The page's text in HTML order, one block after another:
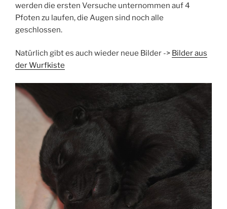
werden die ersten Versuche unternommen auf 4
Pfoten zu laufen, die Augen sind noch alle
geschlossen.
Natürlich gibt es auch wieder neue Bilder -> Bilder aus
der Wurfkiste